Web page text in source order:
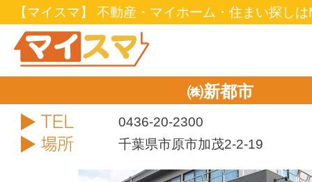
【マイスマ】 不動産・マイホーム・住まい探し
㈱新都市
0436-20-2300
千葉県市原市加茂2-2-19